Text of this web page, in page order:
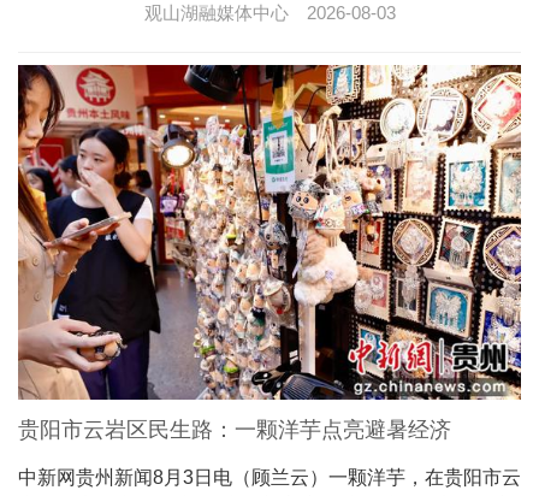
观山湖融媒体中心
2026-08-03
贵阳市云岩区民生路：一颗洋芋点亮避暑经济
中新网贵州新闻8月3日电（顾兰云）一颗洋芋，在贵阳市云